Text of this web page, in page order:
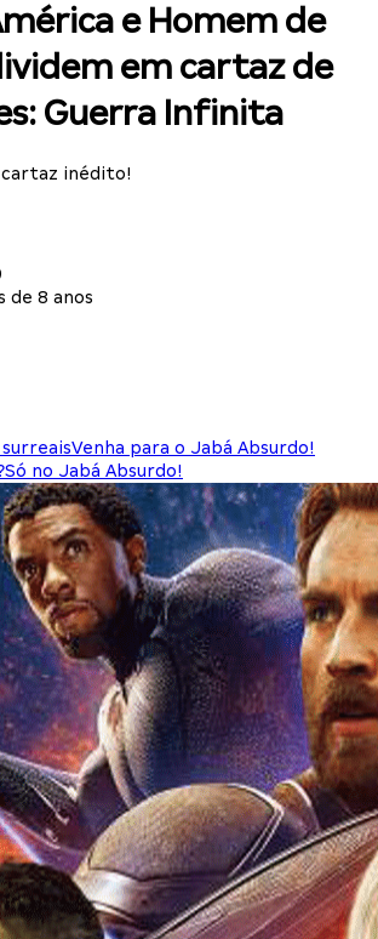
e Homem de
em cartaz de
Guerra Infinita
cartaz inédito!
de 8 anos
Venha para o Jabá Absurdo!
Só no Jabá Absurdo!